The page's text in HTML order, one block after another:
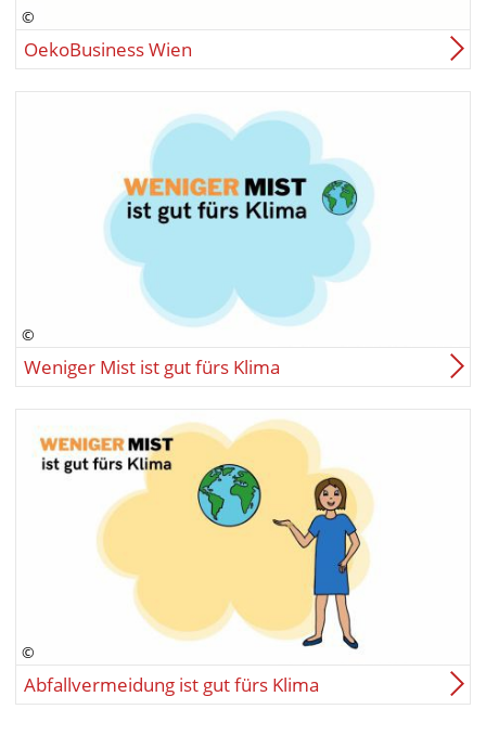
OekoBusiness Wien
Weniger Mist ist gut fürs Klima
Abfallvermeidung ist gut fürs Klima